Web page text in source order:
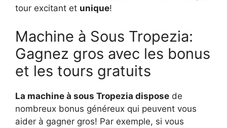
tour excitant et unique!
Machine à Sous Tropezia:
Gagnez gros avec les bonus
et les tours gratuits
La machine à sous Tropezia dispose de
nombreux bonus généreux qui peuvent vous
aider à gagner gros! Par exemple, si vous